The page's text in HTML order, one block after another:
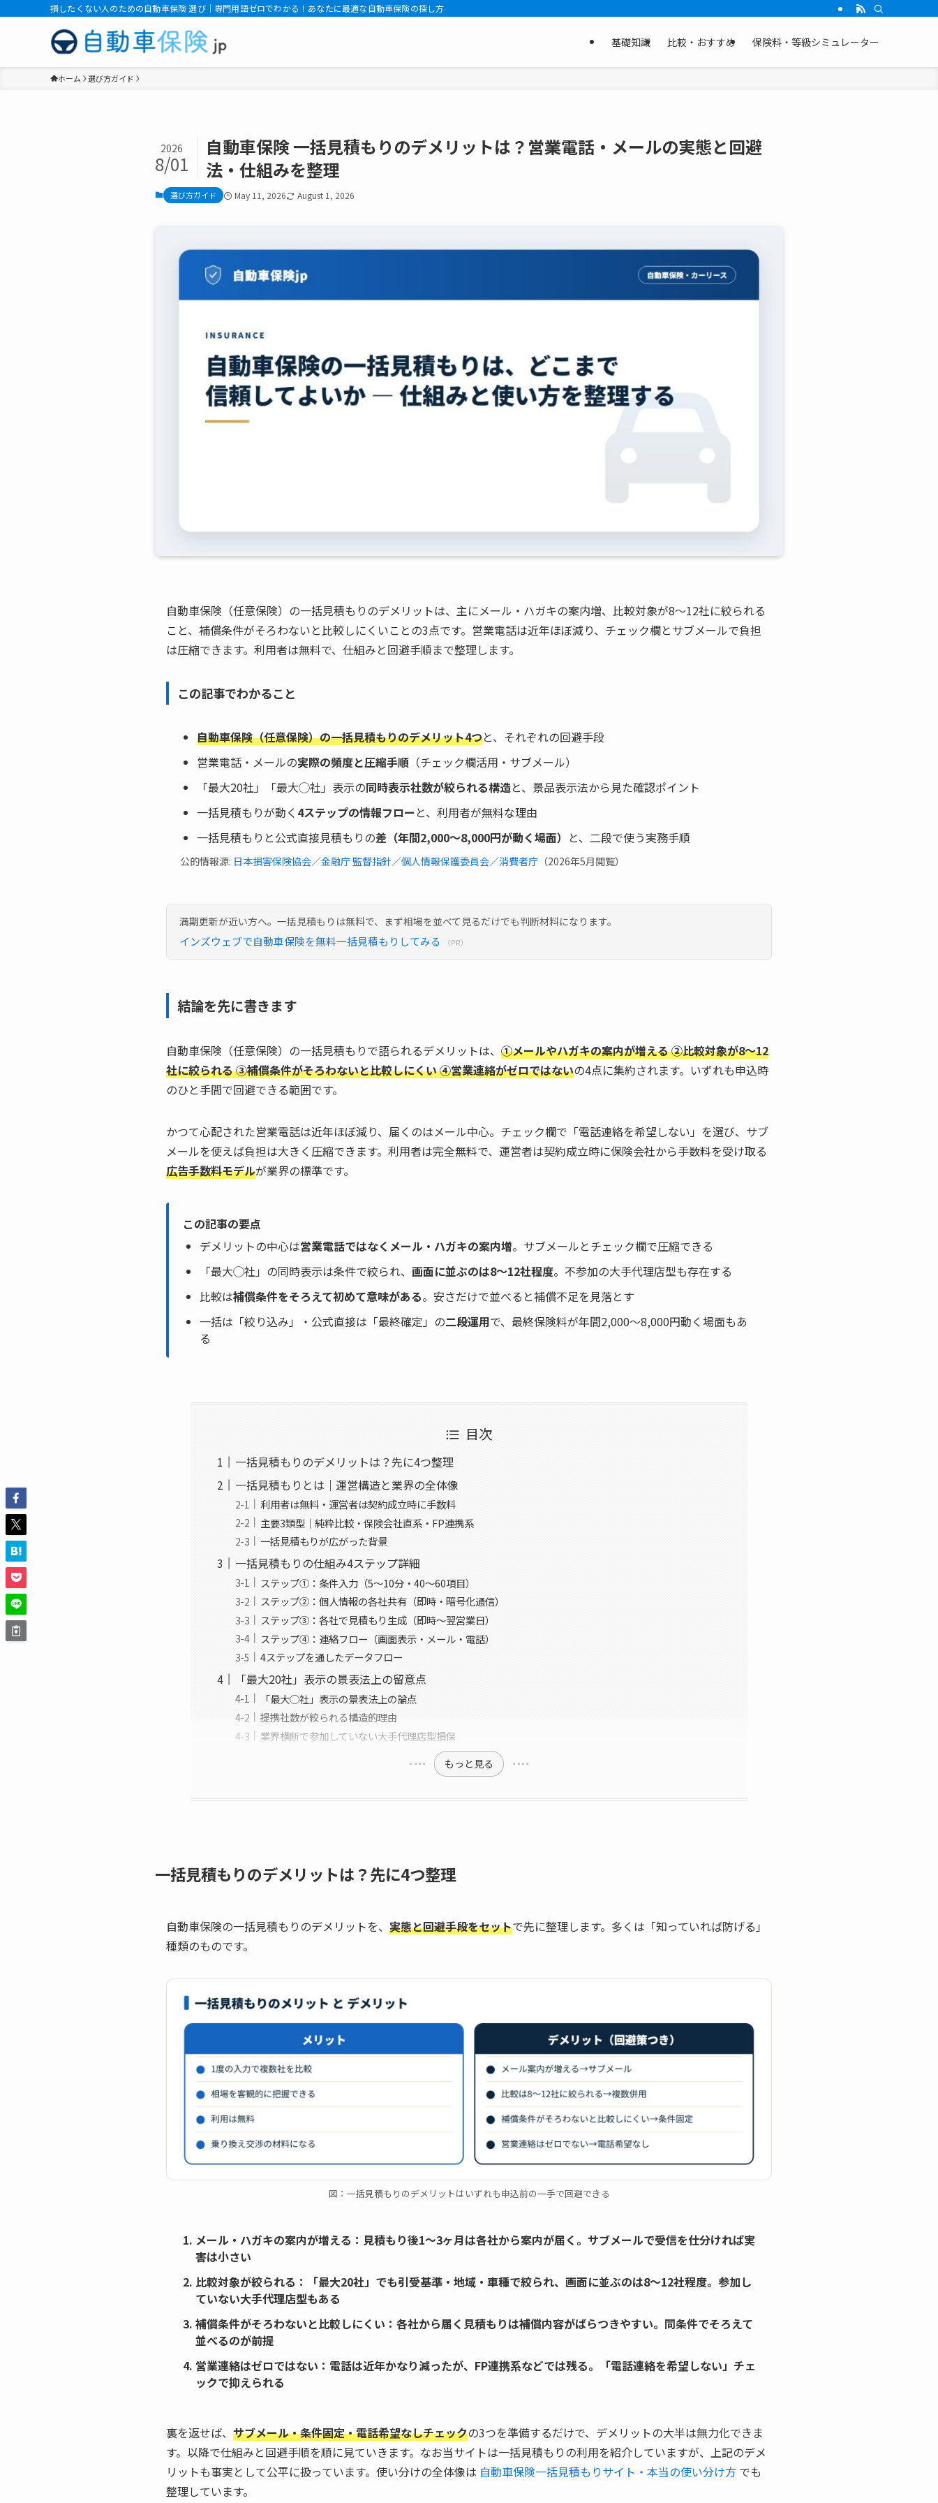
損したくない人のための自動車保険 選び｜専門用語ゼロでわかる！あなたに最適な自動車保険の探し方
基礎知識 比較・おすすめ 保険料・等級シミュレーター
ホーム 選び方ガイド
自動車保険 一括見積もりのデメリットは？営業電話・メールの実態と回避
法・仕組みを整理
2026
8/01
選び方ガイド May 11, 2026 August 1, 2026
自動車保険（任意保険）の一括見積もりのデメリットは、主にメール・ハガキの案内増、比較対象が8〜12社に絞られる
こと、補償条件がそろわないと比較しにくいことの3点です。営業電話は近年ほぼ減り、チェック欄とサブメールで負担
は圧縮できます。利用者は無料で、仕組みと回避手順まで整理します。
この記事でわかること
自動車保険（任意保険）の一括見積もりのデメリット4つと、それぞれの回避手段
営業電話・メールの実際の頻度と圧縮手順 （チェック欄活用・サブメール）
「最大20社」「最大◯社」表示の同時表示社数が絞られる構造と、景品表示法から見た確認ポイント
一括見積もりが動く 4ステップの情報フロー と、利用者が無料な理由
一括見積もりと公式直接見積もりの差（年間2,000〜8,000円が動く場面） と、二段で使う実務手順
公的情報源: 日本損害保険協会／金融庁 監督指針／個人情報保護委員会／消費者庁 （2026年5月閲覧）
満期更新が近い方へ。一括見積もりは無料で、まず相場を並べて見るだけでも判断材料になります。
インズウェブで自動車保険を無料一括見積もりしてみる （PR）
結論を先に書きます
自動車保険（任意保険）の一括見積もりで語られるデメリットは、 ①メールやハガキの案内が増える ②比較対象が8〜12
社に絞られる ③補償条件がそろわないと比較しにくい ④営業連絡がゼロではないの4点に集約されます。いずれも申込時
のひと手間で回避できる範囲です。
かつて心配された営業電話は近年ほぼ減り、届くのはメール中心。チェック欄で「電話連絡を希望しない」を選び、サブ
メールを使えば負担は大きく圧縮できます。利用者は完全無料で、運営者は契約成立時に保険会社から手数料を受け取る
広告手数料モデルが業界の標準です。
この記事の要点
デメリットの中心は営業電話ではなくメール・ハガキの案内増。サブメールとチェック欄で圧縮できる
「最大◯社」の同時表示は条件で絞られ、 画面に並ぶのは8〜12社程度。不参加の大手代理店型も存在する
比較は補償条件をそろえて初めて意味がある。安さだけで並べると補償不足を見落とす
一括は「絞り込み」・公式直接は「最終確定」の二段運用で、最終保険料が年間2,000〜8,000円動く場面もあ
る
目次
一括見積もりのデメリットは？先に4つ整理
一括見積もりとは｜運営構造と業界の全体像
利用者は無料・運営者は契約成立時に手数料
主要3類型｜純粋比較・保険会社直系・FP連携系
一括見積もりが広がった背景
一括見積もりの仕組み4ステップ詳細
ステップ①：条件入力（5〜10分・40〜60項目）
ステップ②：個人情報の各社共有（即時・暗号化通信）
ステップ③：各社で見積もり生成（即時〜翌営業日）
ステップ④：連絡フロー（画面表示・メール・電話）
4ステップを通したデータフロー
「最大20社」表示の景表法上の留意点
「最大◯社」表示の景表法上の論点
提携社数が絞られる構造的理由
業界横断で参加していない大手代理店型損保
もっと見る
一括見積もりのデメリットは？先に4つ整理
自動車保険の一括見積もりのデメリットを、 実態と回避手段をセットで先に整理します。多くは「知っていれば防げる」
種類のものです。
図：一括見積もりのデメリットはいずれも申込前の一手で回避できる
メール・ハガキの案内が増える ：見積もり後1〜3ヶ月は各社から案内が届く。サブメールで受信を仕分ければ実
害は小さい
比較対象が絞られる ：「最大20社」でも引受基準・地域・車種で絞られ、画面に並ぶのは8〜12社程度。参加し
ていない大手代理店型もある
補償条件がそろわないと比較しにくい ：各社から届く見積もりは補償内容がばらつきやすい。同条件でそろえて
並べるのが前提
営業連絡はゼロではない ：電話は近年かなり減ったが、FP連携系などでは残る。「電話連絡を希望しない」チェ
ックで抑えられる
裏を返せば、 サブメール・条件固定・電話希望なしチェックの3つを準備するだけで、デメリットの大半は無力化できま
す。以降で仕組みと回避手順を順に見ていきます。なお当サイトは一括見積もりの利用を紹介していますが、上記のデメ
リットも事実として公平に扱っています。使い分けの全体像は 自動車保険一括見積もりサイト・本当の使い分け方 でも
整理しています。